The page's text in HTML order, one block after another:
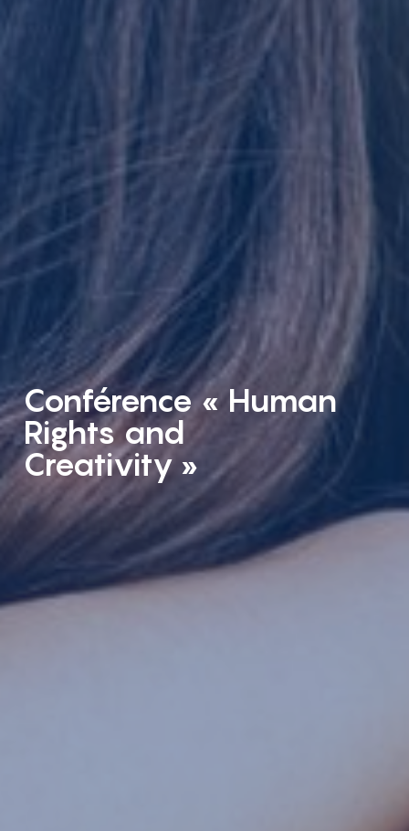
Conférence « Human
Rights and
Creativity »